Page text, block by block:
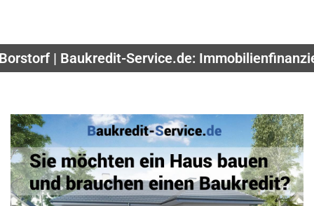
| Baukredit-Service.de: